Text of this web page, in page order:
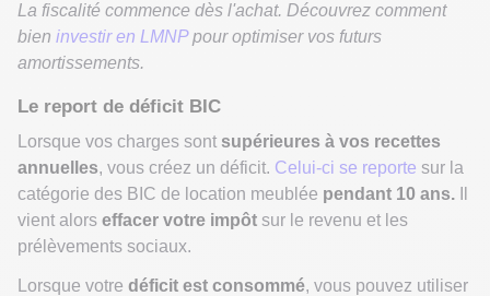
La fiscalité commence dès l'achat. Découvrez comment
bien investir en LMNPpour optimiser vos futurs
amortissements.
Le report de déficit BIC
Lorsque vos charges sont supérieures à vos recettes
annuelles, vous créez un déficit. Celui-ci se reporte sur la
catégorie des BIC de location meublée pendant 10 ans.
vient alors effacer votre impôt sur le revenu et les
prélèvements sociaux.
Lorsque votre déficit est consommé, vous pouvez utiliser